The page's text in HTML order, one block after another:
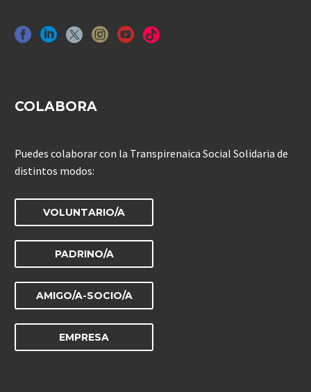
COLABORA
Puedes colaborar con la Transpirenaica Social Solidaria de
distintos modos:
VOLUNTARIO/A
PADRINO/A
AMIGO/A-SOCIO/A
EMPRESA